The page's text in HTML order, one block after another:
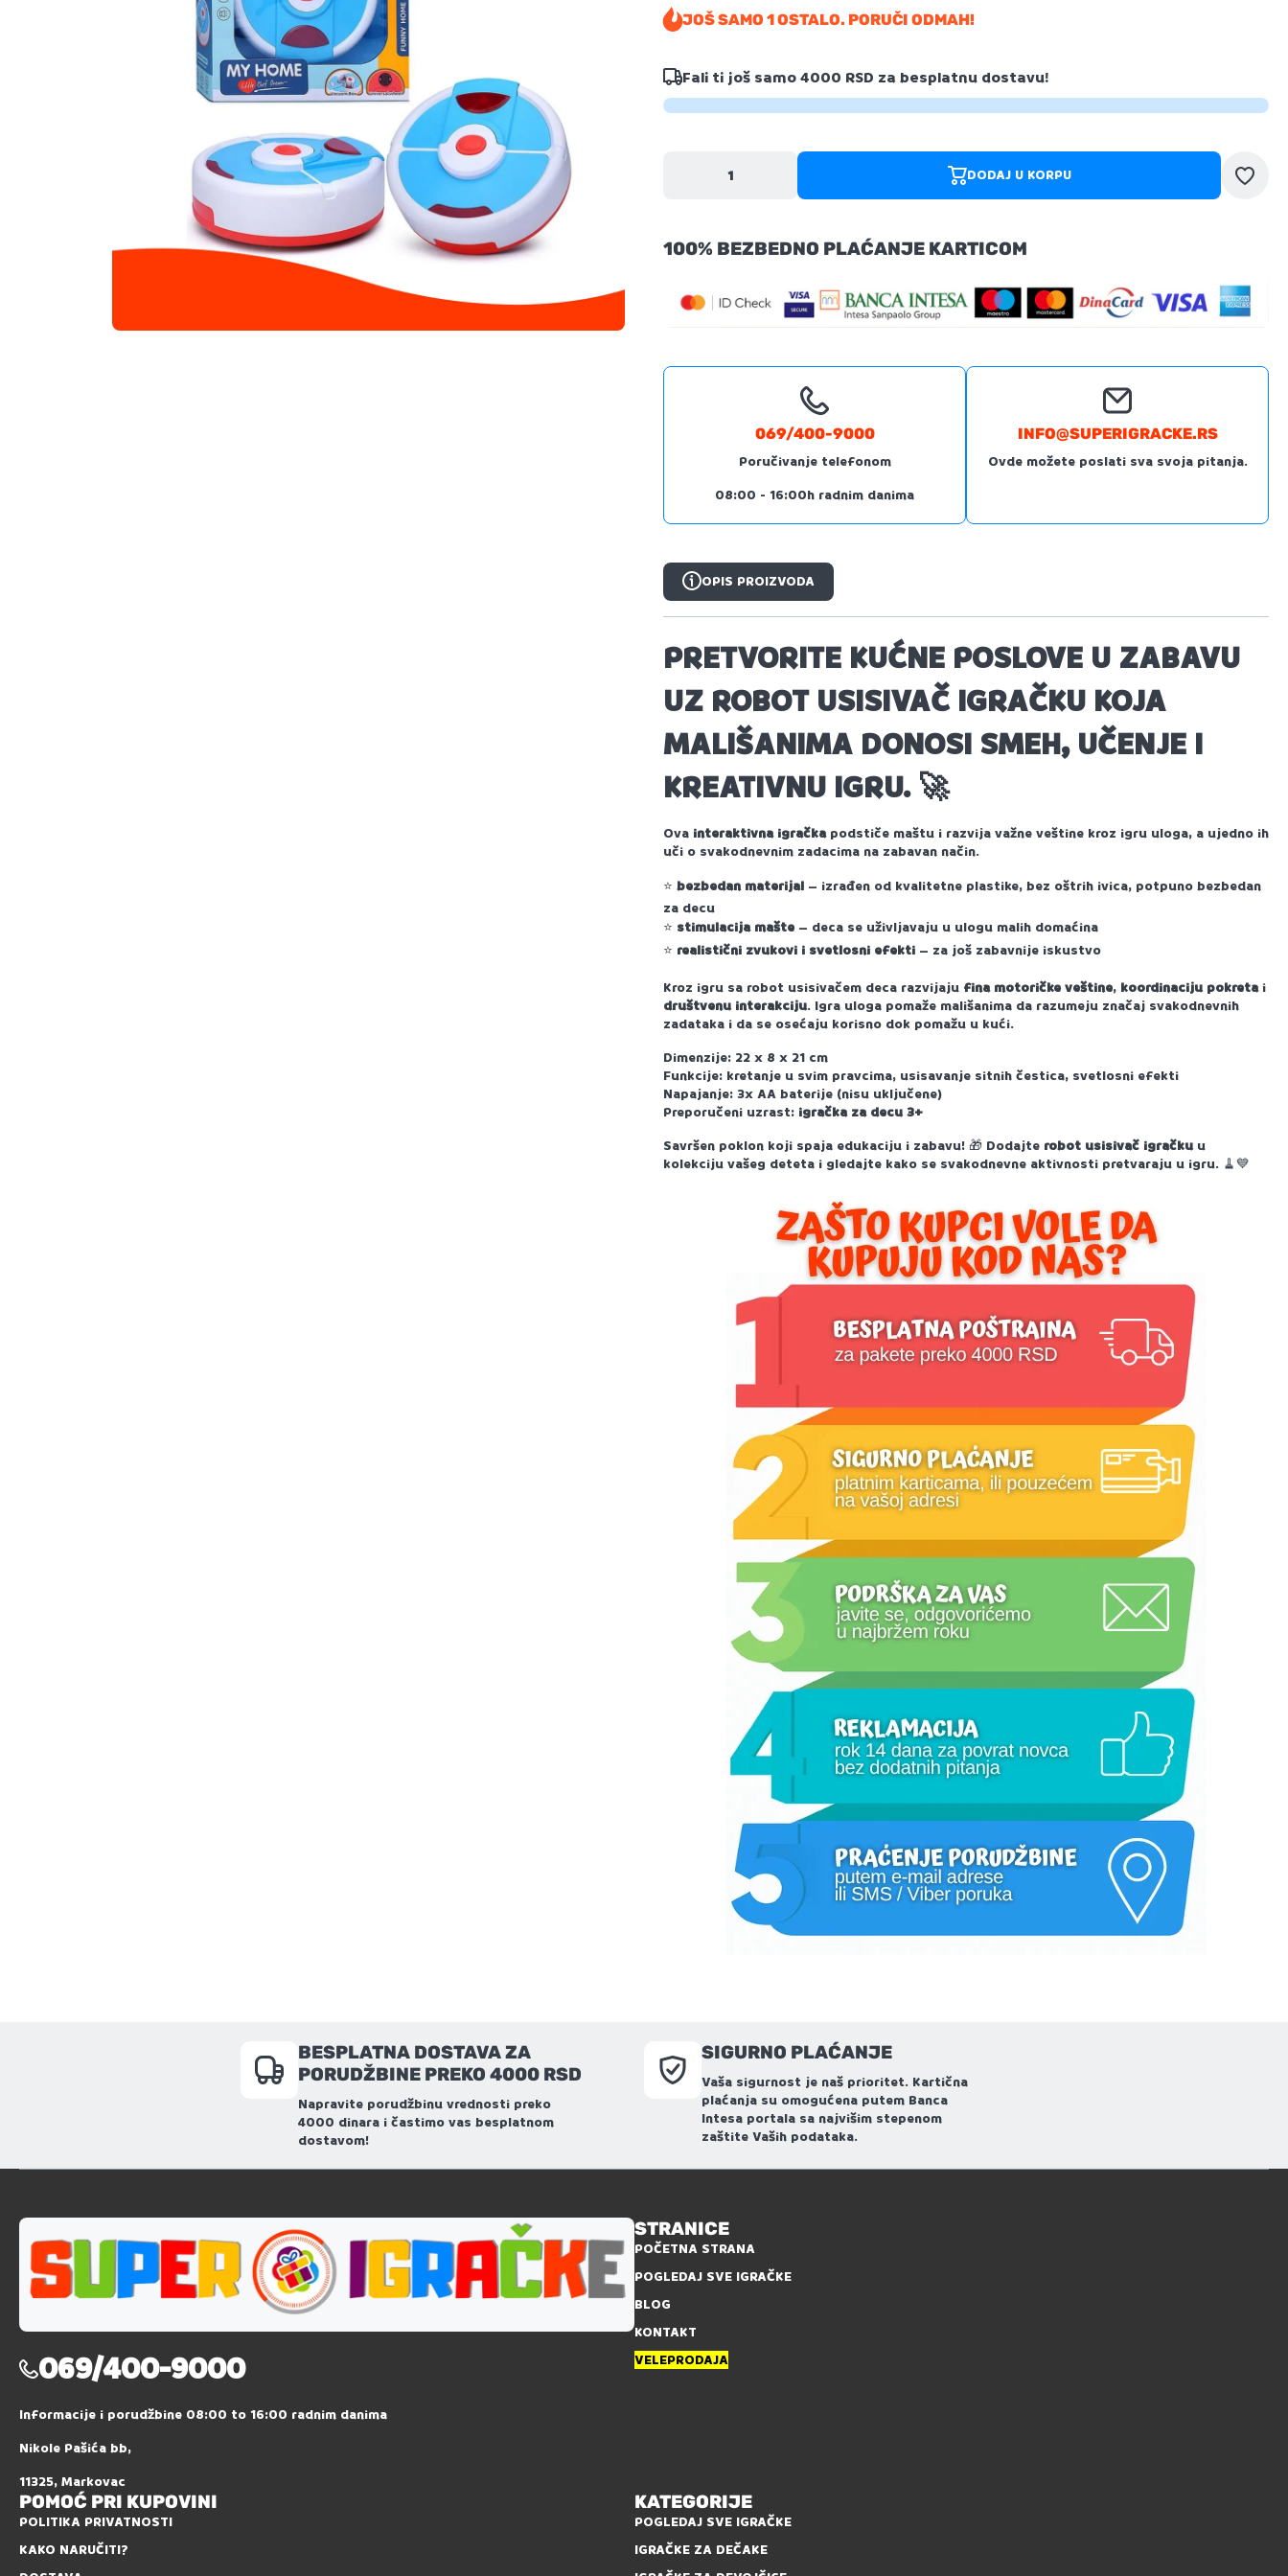
JOŠ SAMO 1 OSTALO. PORUČI ODMAH!
Fali ti još samo4000 RSD za besplatnu dostavu!
DODAJ U KORPU
100% BEZBEDNO PLAĆANJE KARTICOM
069/400-9000
Poručivanje telefonom
08:00 - 16:00h radnim danima
INFO@SUPERIGRACKE.RS
Ovde možete poslati sva svoja pitanja.
OPIS PROIZVODA
PRETVORITE KUĆNE POSLOVE U ZABAVU
UZ ROBOT USISIVAČ IGRAČKU KOJA
MALIŠANIMA DONOSI SMEH, UČENJE I
KREATIVNU IGRU. 🚀
Ova interaktivna igračkapodstiče maštu i razvija važne veštine kroz igru uloga, a ujedno ih
uči o svakodnevnim zadacima na zabavan način.
⭐ bezbedan materijal – izrađen od kvalitetne plastike, bez oštrih ivica, potpuno bezbedan
za decu
⭐ stimulacija mašte – deca se uživljavaju u ulogu malih domaćina
⭐ realistični zvukovi i svetlosni efekti – za još zabavnije iskustvo
Kroz igru sa robot usisivačem deca razvijaju fina motoričke veštine, koordinaciju pokretai
društvenu interakciju. Igra uloga pomaže mališanima da razumeju značaj svakodnevnih
zadataka i da se osećaju korisno dok pomažu u kući.
Dimenzije: 22 x 8 x 21 cm
Funkcije: kretanje u svim pravcima, usisavanje sitnih čestica, svetlosni efekti
Napajanje: 3x AA baterije (nisu uključene)
Preporučeni uzrast: igračka za decu 3+
Savršen poklon koji spaja edukaciju i zabavu! 🎁 Dodajte robot usisivač igračkuu
kolekciju vašeg deteta i gledajte kako se svakodnevne aktivnosti pretvaraju u igru. 🧹💙
BESPLATNA DOSTAVA ZA
PORUDŽBINE PREKO 4000 RSD
Napravite porudžbinu vrednosti preko
4000 dinara i častimo vas besplatnom
dostavom!
SIGURNO PLAĆANJE
Vaša sigurnost je naš prioritet. Kartična
plaćanja su omogućena putem Banca
Intesa portala sa najvišim stepenom
zaštite Vaših podataka.
069/400-9000
Informacije i porudžbine 08:00 to 16:00 radnim danima
Nikole Pašića bb,
11325, Markovac
STRANICE
POČETNA STRANA
POGLEDAJ SVE IGRAČKE
BLOG
KONTAKT
VELEPRODAJA
POMOĆ PRI KUPOVINI
POLITIKA PRIVATNOSTI
KAKO NARUČITI?
KATEGORIJE
POGLEDAJ SVE IGRAČKE
IGRAČKE ZA DEČAKE